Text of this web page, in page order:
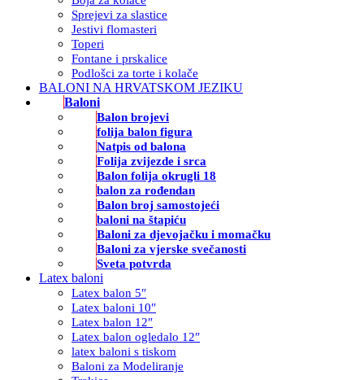
Sprejevi za slastice
Jestivi flomasteri
Toperi
Fontane i prskalice
Podlošci za torte i kolače
BALONI NA HRVATSKOM JEZIKU
Baloni
Balon brojevi
folija balon figura
Natpis od balona
Folija zvijezde i srca
Balon folija okrugli 18
balon za rođendan
Balon broj samostojeći
baloni na štapiću
Baloni za djevojačku i momačku
Baloni za vjerske svečanosti
Sveta potvrda
Latex baloni
Latex balon 5″
Latex baloni 10″
Latex balon 12″
Latex balon ogledalo 12″
latex baloni s tiskom
Baloni za Modeliranje